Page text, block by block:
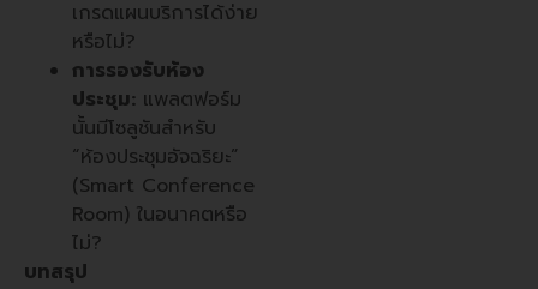
เกรดแผนบริการได้ง่าย
หรือไม่?
การรองรับห้อง
ประชุม: แพลตฟอร์ม
นั้นมีโซลูชันสำหรับ
“ห้องประชุมอัจฉริยะ”
(Smart Conference
Room) ในอนาคตหรือ
ไม่?
บทสรุป